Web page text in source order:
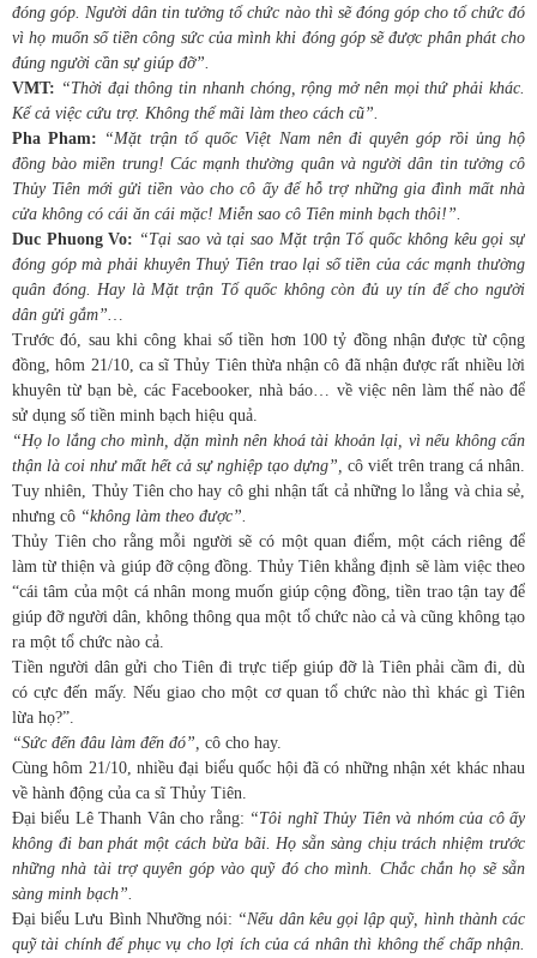
đóng góp. Người dân tin tưởng tổ chức nào thì sẽ đóng góp cho tổ chức đó
vì họ muốn số tiền công sức của mình khi đóng góp sẽ được phân phát cho
đúng người cần sự giúp đỡ”.
VMT: “Thời đại thông tin nhanh chóng, rộng mở nên mọi thứ phải khác.
Kể cả việc cứu trợ. Không thể mãi làm theo cách cũ”.
Pha Pham: “Mặt trận tổ quốc Việt Nam nên đi quyên góp rồi ủng hộ
đồng bào miền trung! Các mạnh thường quân và người dân tin tưởng cô
Thủy Tiên mới gửi tiền vào cho cô ấy để hỗ trợ những gia đình mất nhà
cửa không có cái ăn cái mặc! Miễn sao cô Tiên minh bạch thôi!”.
Duc Phuong Vo: “Tại sao và tại sao Mặt trận Tổ quốc không kêu gọi sự
đóng góp mà phải khuyên Thuỷ Tiên trao lại số tiền của các mạnh thường
quân đóng. Hay là Mặt trận Tổ quốc không còn đủ uy tín để cho người
dân gửi gắm”…
Trước đó, sau khi công khai số tiền hơn 100 tỷ đồng nhận được từ cộng
đồng, hôm 21/10, ca sĩ Thủy Tiên thừa nhận cô đã nhận được rất nhiều lời
khuyên từ bạn bè, các Facebooker, nhà báo… về việc nên làm thế nào để
sử dụng số tiền minh bạch hiệu quả.
“Họ lo lắng cho mình, dặn mình nên khoá tài khoản lại, vì nếu không cẩn
thận là coi như mất hết cả sự nghiệp tạo dựng”, cô viết trên trang cá nhân.
Tuy nhiên, Thủy Tiên cho hay cô ghi nhận tất cả những lo lắng và chia sẻ,
nhưng cô “không làm theo được”.
Thủy Tiên cho rằng mỗi người sẽ có một quan điểm, một cách riêng để
làm từ thiện và giúp đỡ cộng đồng. Thủy Tiên khẳng định sẽ làm việc theo
“cái tâm của một cá nhân mong muốn giúp cộng đồng, tiền trao tận tay để
giúp đỡ người dân, không thông qua một tổ chức nào cả và cũng không tạo
ra một tổ chức nào cả.
Tiền người dân gửi cho Tiên đi trực tiếp giúp đỡ là Tiên phải cầm đi, dù
có cực đến mấy. Nếu giao cho một cơ quan tổ chức nào thì khác gì Tiên
lừa họ?”.
“Sức đến đâu làm đến đó”, cô cho hay.
Cùng hôm 21/10, nhiều đại biểu quốc hội đã có những nhận xét khác nhau
về hành động của ca sĩ Thủy Tiên.
Đại biểu Lê Thanh Vân cho rằng: “Tôi nghĩ Thủy Tiên và nhóm của cô ấy
không đi ban phát một cách bừa bãi. Họ sẵn sàng chịu trách nhiệm trước
những nhà tài trợ quyên góp vào quỹ đó cho mình. Chắc chắn họ sẽ sẵn
sàng minh bạch”.
Đại biểu Lưu Bình Nhưỡng nói: “Nếu dân kêu gọi lập quỹ, hình thành các
quỹ tài chính để phục vụ cho lợi ích của cá nhân thì không thể chấp nhận.